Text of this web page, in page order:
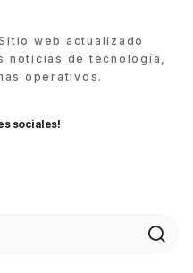
web actualizado
noticias de tecnología,
operativos.
sociales!